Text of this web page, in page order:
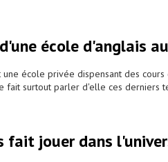
école d'anglais
école privée dispensant des
surtout parler d'elle ces derniers
fait jouer dans